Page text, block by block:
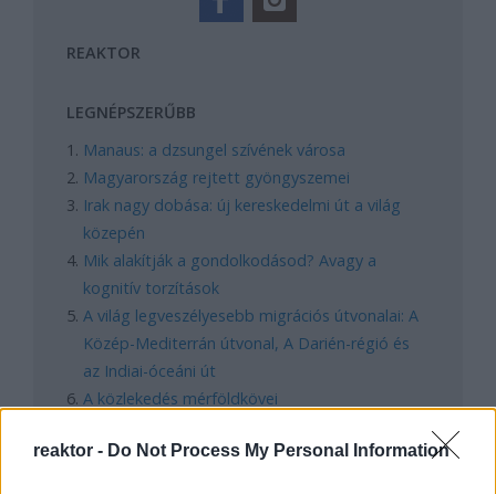
reaktor - Do Not Process My Personal Information
REAKTOR
LEGNÉPSZERŰBB
Manaus: a dzsungel szívének városa
Magyarország rejtett gyöngyszemei
Irak nagy dobása: új kereskedelmi út a világ
közepén
Mik alakítják a gondolkodásod? Avagy a
kognitív torzítások
A világ legveszélyesebb migrációs útvonalai: A
Közép-Mediterrán útvonal, A Darién-régió és
az Indiai-óceáni út
A közlekedés mérföldkövei
FACEBOOK